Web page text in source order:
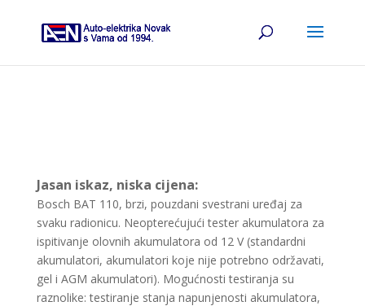
Jasan iskaz, niska cijena:
Bosch BAT 110, brzi, pouzdani svestrani uređaj za
svaku radionicu. Neopterećujući tester akumulatora za
ispitivanje olovnih akumulatora od 12 V (standardni
akumulatori, akumulatori koje nije potrebno održavati,
gel i AGM akumulatori). Mogućnosti testiranja su
raznolike: testiranje stanja napunjenosti akumulatora,